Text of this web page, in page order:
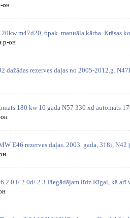
он
m47d20, 6pak. manuāla kārba. Krāsas
р-он
dažādas rezerves daļas no 2005-2012.g.
180 kw 10 gada N57 330 xd automats
E46 rezerves daļas. 2003. gada, 318i, N42
2.0 i/ 2.0d/ 2.3 Piegādājam līdz Rīgai, kā arī